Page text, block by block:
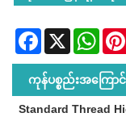
Facebook
X
ကုန်ပစ္စည်းအကြော
Standard Thread